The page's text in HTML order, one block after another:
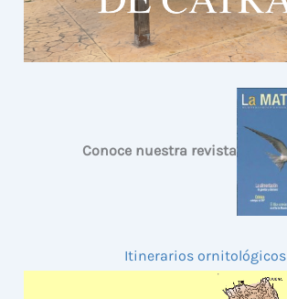
Conoce nuestra revista
Itinerarios ornitológicos